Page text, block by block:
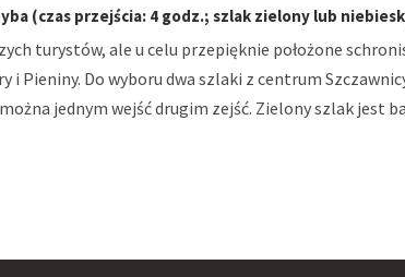
(czas przejścia: 4 godz.; szlak zielony lub
turystów, ale u celu przepięknie położone
i Pieniny. Do wyboru dwa szlaki z centrum
jednym wejść drugim zejść. Zielony szlak jest